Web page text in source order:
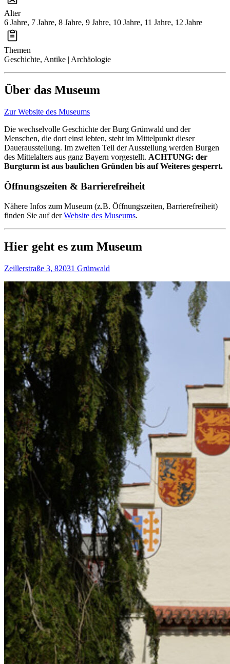
Alter
6 Jahre, 7 Jahre, 8 Jahre, 9 Jahre, 10 Jahre, 11 Jahre, 12 Jahre
Themen
Geschichte, Antike | Archäologie
Über das Museum
Zur Website des Museums
Die wechselvolle Geschichte der Burg Grünwald und der
Menschen, die dort einst lebten, steht im Mittelpunkt dieser
Dauerausstellung. Im zweiten Teil der Ausstellung werden Burgen
des Mittelalters aus ganz Bayern vorgestellt. ACHTUNG: der
Burgturm ist aus baulichen Gründen bis auf Weiteres gesperrt.
Öffnungszeiten & Barrierefreiheit
Nähere Infos zum Museum (z.B. Öffnungszeiten, Barrierefreiheit)
finden Sie auf derWebsite des Museums.
Hier geht es zum Museum
Zeillerstraße 3, 82031 Grünwald